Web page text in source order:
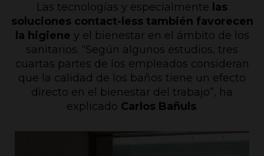
Las tecnologías y especialmente las
soluciones contact-less también favorecen
la higiene y el bienestar en el ámbito de los
sanitarios. “Según algunos estudios, tres
cuartas partes de los empleados consideran
que la calidad de los baños tiene un efecto
directo en el bienestar del trabajo”, ha
explicado Carlos Bañuls.